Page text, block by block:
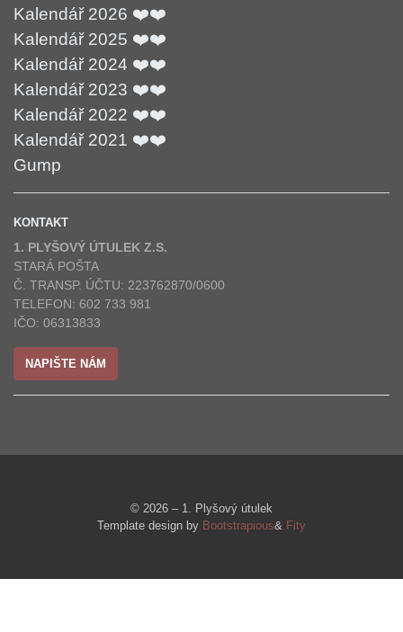
Kalendář 2026 ❤️❤️
Kalendář 2025 ❤️❤️
Kalendář 2024 ❤️❤️
Kalendář 2023 ❤️❤️
Kalendář 2022 ❤️❤️
Kalendář 2021 ❤️❤️
Gump
KONTAKT
1. PLYŠOVÝ ÚTULEK Z.S.
STARÁ POŠTA
Č. TRANSP. ÚČTU: 223762870/0600
TELEFON: 602 733 981
IČO: 06313833
NAPIŠTE NÁM
© 2026 – 1. Plyšový útulek
Template design by Bootstrapious& Fity